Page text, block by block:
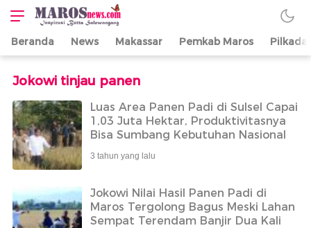
Maros News
Inspirasi Butta
Salewangang
Beranda News Makassar Pemkab Maros Pilkada
Jokowi tinjau panen
Luas Area Panen Padi di Sulsel Capai
1,03 Juta Hektar, Produktivitasnya
Bisa Sumbang Kebutuhan Nasional
3 tahun yang lalu
Jokowi Nilai Hasil Panen Padi di
Maros Tergolong Bagus Meski Lahan
Sempat Terendam Banjir Dua Kali